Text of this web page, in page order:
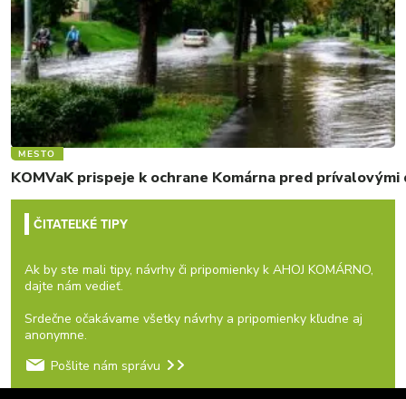
MESTO
KOMVaK prispeje k ochrane Komárna pred
ČITATEĽKÉ TIPY
Ak by ste mali tipy, návrhy či pripomienky k AHOJ KOMÁRNO,
dajte nám vedieť.
Srdečne očakávame všetky návrhy a pripomienky kľudne aj
anonymne.
Pošlite nám správu